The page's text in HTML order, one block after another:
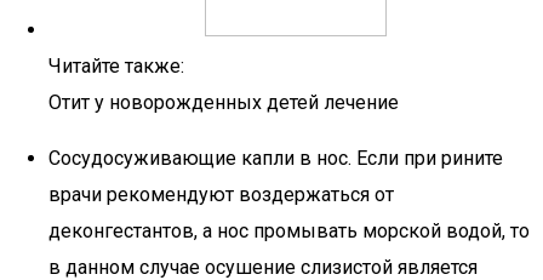
Читайте также:
Отит у новорожденных детей лечение
Сосудосуживающие капли в нос. Если при рините
врачи рекомендуют воздержаться от
деконгестантов, а нос промывать морской водой, то
в данном случае осушение слизистой является